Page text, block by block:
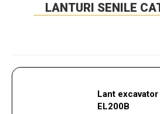
LANTURI SENILE
Lant
EL200B